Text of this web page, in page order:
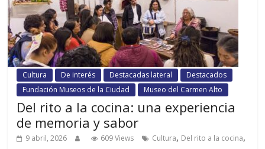
Cultura De interés Destacadas lateral
Destacados
Fundación Museos de la Ciudad
Museo del Carmen Alto
Del rito a la cocina: una experiencia
de memoria y sabor
9 abril, 2026 609 Views Cultura, Del rito a la cocina,